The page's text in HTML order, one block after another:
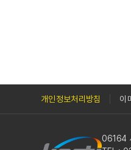
개인정보처리방침 이
06164